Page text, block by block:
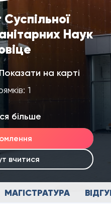
Наук
Показати на карті
1
більше
вчитися
МАГІСТРАТУРА